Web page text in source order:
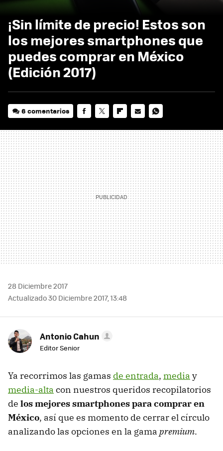
¡Sin límite de precio! Estos son
los mejores smartphones que
puedes comprar en México
(Edición 2017)
6 comentarios
MAIL
28 Diciembre 2017
Actualizado 30 Diciembre 2017, 13:48
Antonio Cahun
Editor Senior
Ya recorrimos las gamas de entrada, media y
media-alta con nuestros queridos recopilatorios
de los mejores smartphones para comprar en
México, así que es momento de cerrar el círculo
analizando las opciones en la gama premium.